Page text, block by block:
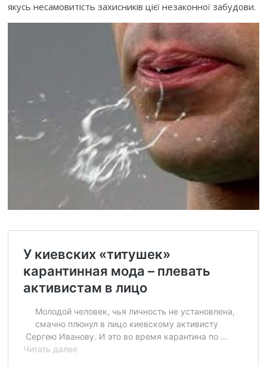
якусь несамовитість захисників цієї незаконної забудови.